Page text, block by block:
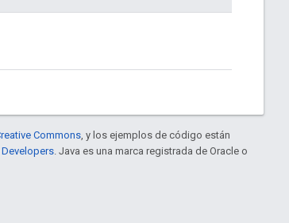
Commons , y los ejemplos de código están
. Java es una marca registrada de Oracle o